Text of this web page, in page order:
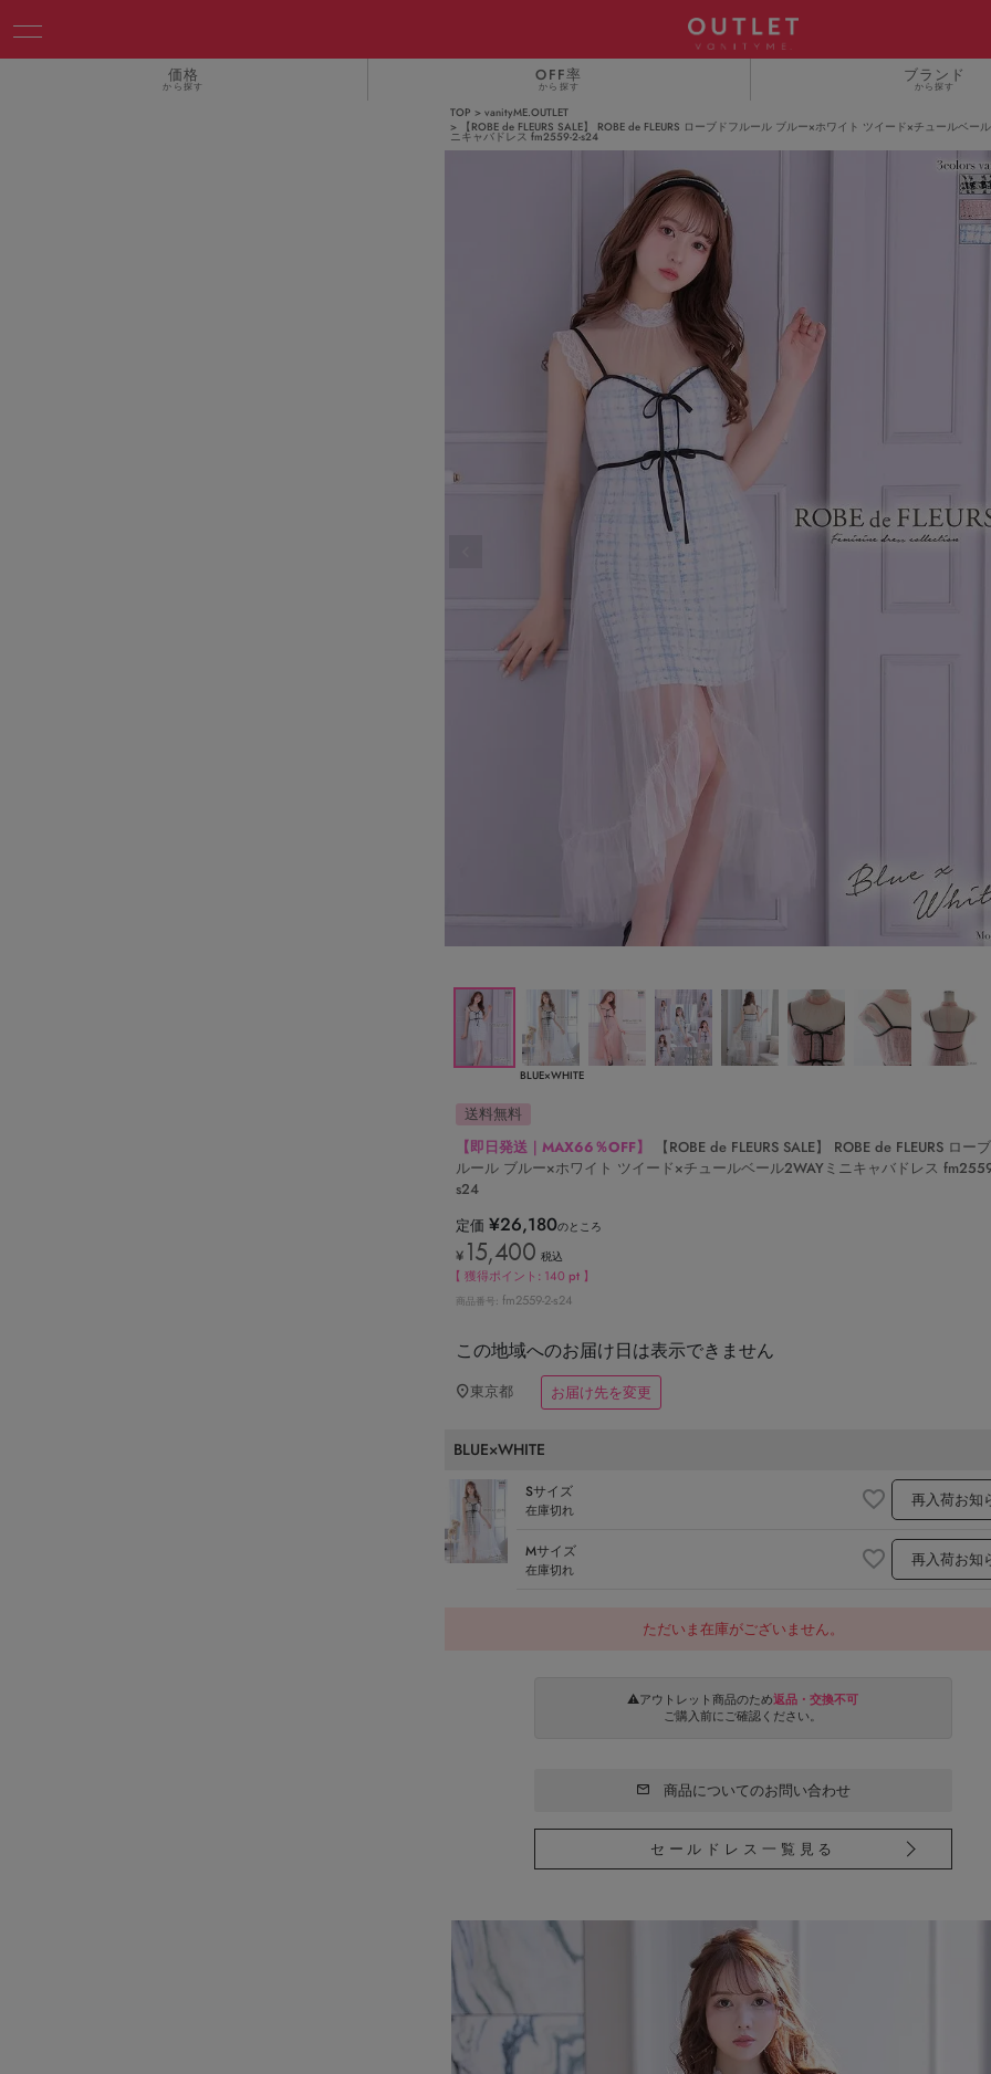
価格
から探す
OFF率
から探す
ブランド
から探す
TOP
vanityME.OUTLET
【ROBE de FLEURS SALE】 ROBE de FLEURS ローブドフルール ブルー×ホワイト ツイード×チュールベー
ニキャバドレス fm2559-2-s24
BLUE×WHITE
送料無料
【即日発送｜MAX66％OFF】
【ROBE de FLEURS SALE】 ROBE de FLEURS ロー
ルール ブルー×ホワイト ツイード×チュールベール2WAYミニキャバドレス
s24
定価 ¥26,180のところ
¥15,400 税込
【 獲得ポイント: 140 pt 】
商品番号 fm2559-2-s24
この地域へのお届け日は表示できません
東京都 お届け先を変更
BLUE×WHITE
Sサイズ
在庫切れ 再入荷お知
Mサイズ
在庫切れ 再入荷お知
ただいま在庫がございません。
⚠️アウトレット商品のため返品・交換不可
ご購入前にご確認ください。
商品についてのお問い合わせ
セールドレス一覧見る